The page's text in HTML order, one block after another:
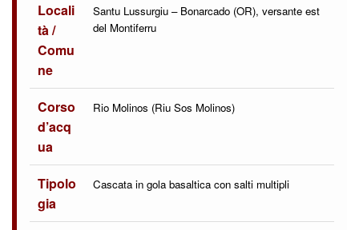
Locali
tà /
Comu
ne
Santu Lussurgiu – Bonarcado (OR), versante est
del Montiferru
Corso
d’acq
ua
Rio Molinos (Riu Sos Molinos)
Tipolo
gia
Cascata in gola basaltica con salti multipli